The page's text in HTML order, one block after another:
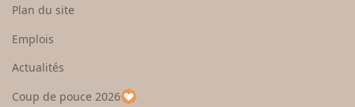
e
u
p
Plan du site
Emplois
Actualités
Coup de pouce 2026